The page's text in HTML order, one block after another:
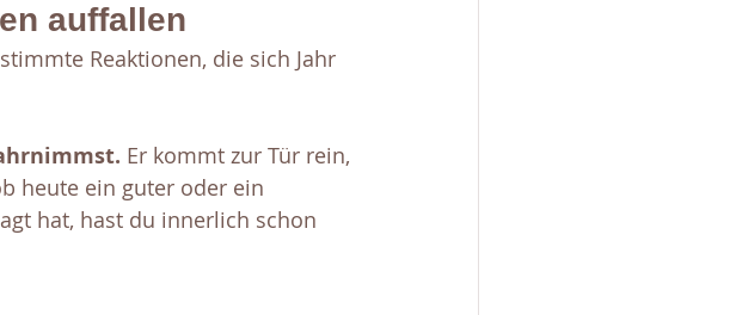
auffallen
Reaktionen, die sich Jahr
Er kommt zur Tür rein,
heute ein guter oder ein
hat, hast du innerlich schon